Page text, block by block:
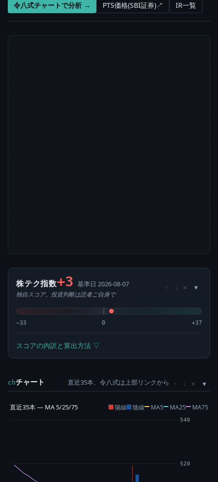
令八式チャートで分析 → PTS価格(SBI証券)↗ IR一覧
株テク指数+3 基準日 2026-08-07
独自スコア。投資判断は読者ご自身で
↑ ↓ ×
−33 0 +37
スコアの内訳と算出方法 ▽
chチャート 直近35本、令八式は上部リンクから ↑ ↓ ×
直近35本 — MA 5/25/75 陽線 陰線 MA5 MA25 MA75
520
540